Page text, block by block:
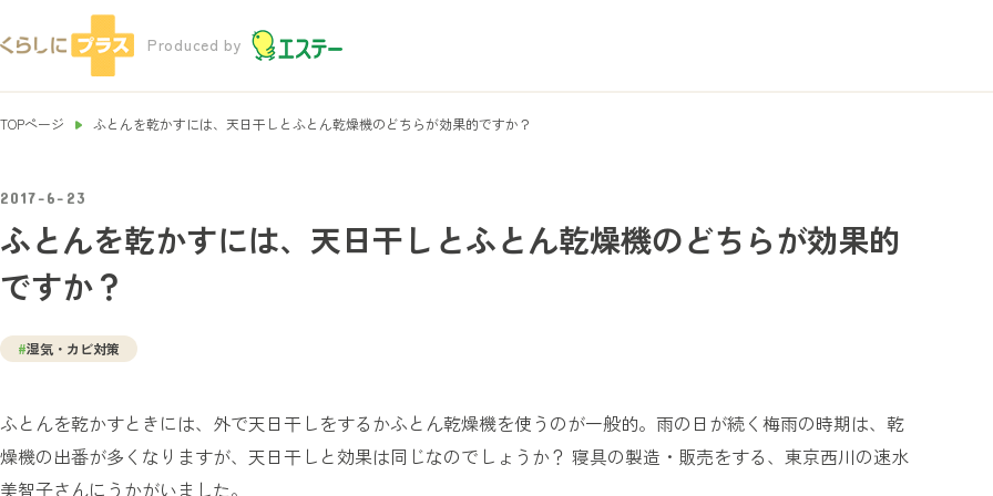
Produced by
TOPページ ふとんを乾かすには、天日干しとふとん乾燥機のどちらが効果的ですか？
2017-6-23
ふとんを乾かすには、天日干しとふとん乾燥機のどちらが効果的
ですか？
#湿気・カビ対策
ふとんを乾かすときには、外で天日干しをするかふとん乾燥機を使うのが一般的。雨の日が続く梅雨の時期は、乾
燥機の出番が多くなりますが、天日干しと効果は同じなのでしょうか？ 寝具の製造・販売をする、東京西川の速水
美智子さんにうかがいました。